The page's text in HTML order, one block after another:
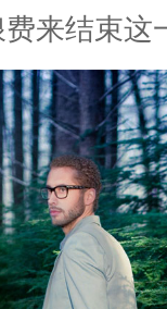
来结束这